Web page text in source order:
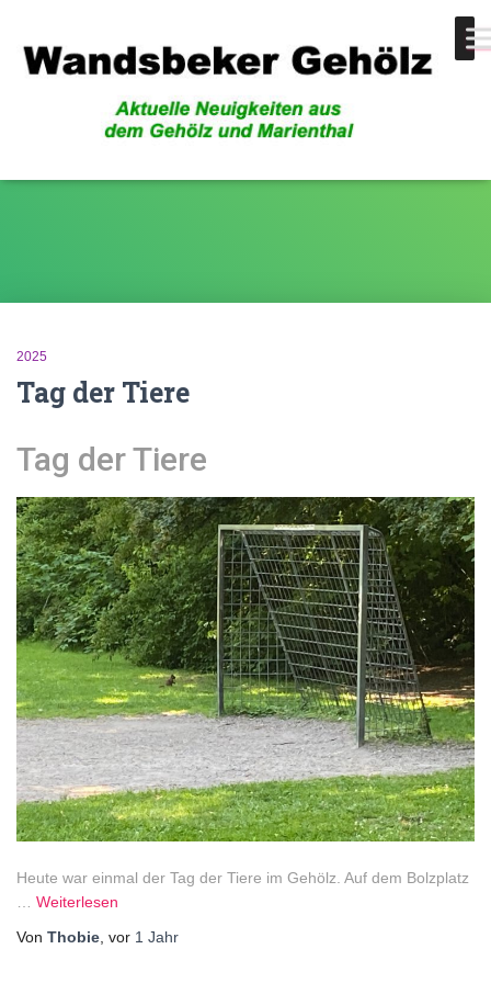
2025
Tag der Tiere
Tag der Tiere
Heute war einmal der Tag der Tiere im Gehölz. Auf dem Bolzplatz
Weiterlesen
Von Thobie , vor 1 Jahr